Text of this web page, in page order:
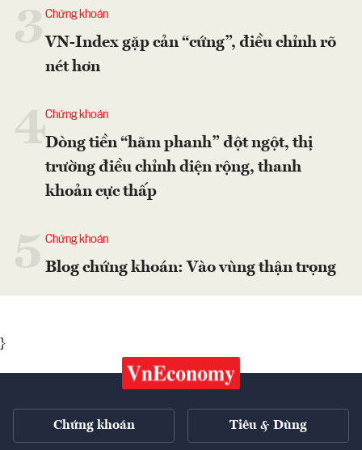
Chứng khoán
VN-Index gặp cản “cứng”, điều chỉnh rõ
nét hơn
4Chứng khoán
Dòng tiền “hãm phanh” đột ngột, thị
trường điều chỉnh diện rộng, thanh
khoản cực thấp
Chứng khoán
Blog chứng khoán: Vào vùng thận trọng
}
Chứng khoán Tiêu & Dùng